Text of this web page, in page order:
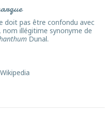
doit pas être confondu avec
illégitime synonyme de
Dunal.